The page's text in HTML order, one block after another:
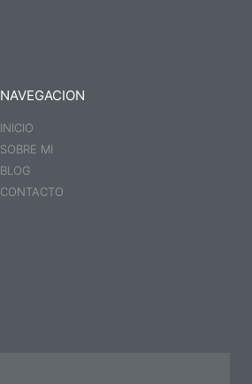
NAVEGACION
INICIO
SOBRE MI
BLOG
CONTACTO